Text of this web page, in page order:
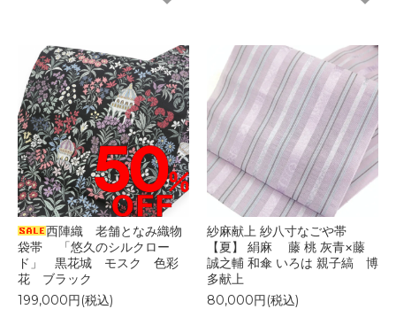
西陣織 老舗となみ織物
袋帯 「悠久のシルクロー
ド」 黒花城 モスク 色彩
花 ブラック
199,000円(税込)
紗麻献上 紗八寸なごや帯
【夏】 絹麻 藤 桃 灰青×藤
誠之輔 和傘 いろは 親子縞 博
多献上
80,000円(税込)